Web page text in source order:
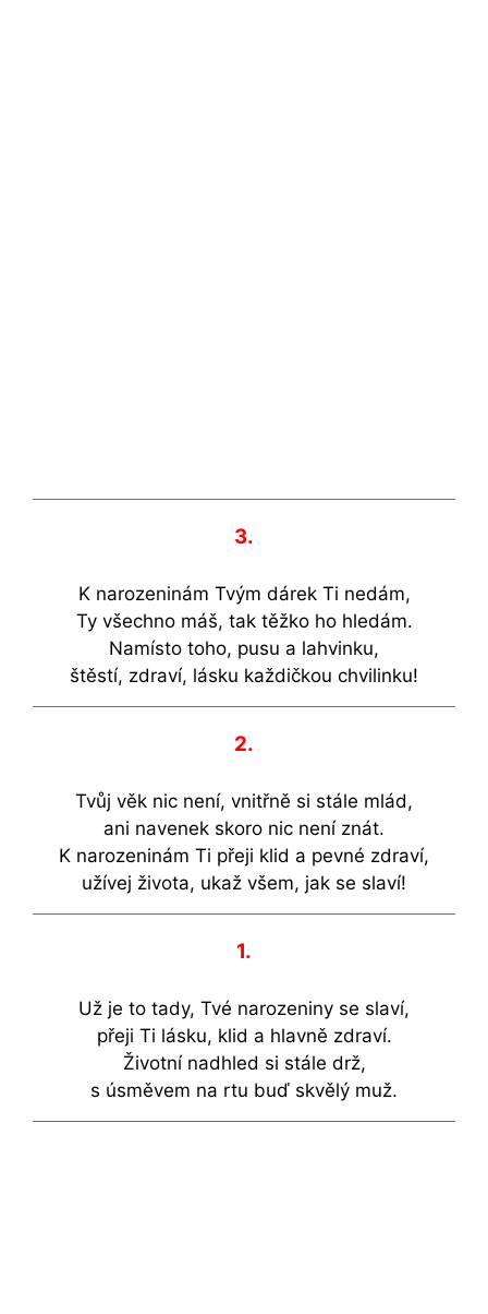
3.
K narozeninám Tvým dárek Ti nedám,
Ty všechno máš, tak těžko ho hledám.
Namísto toho, pusu a lahvinku,
štěstí, zdraví, lásku každičkou chvilinku!
2.
Tvůj věk nic není, vnitřně si stále mlád,
ani navenek skoro nic není znát.
K narozeninám Ti přeji klid a pevné zdraví,
užívej života, ukaž všem, jak se slaví!
1.
Už je to tady, Tvé narozeniny se slaví,
přeji Ti lásku, klid a hlavně zdraví.
Životní nadhled si stále drž,
s úsměvem na rtu buď skvělý muž.